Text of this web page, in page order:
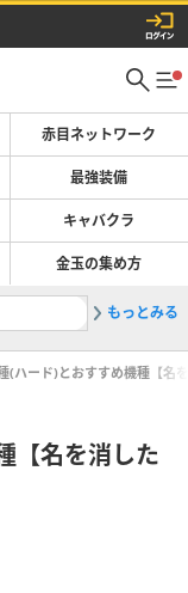
赤目ネットワーク
最強装備
キャバクラ
金玉の集め方
2最強装
もっとみる
(ハード)とおすすめ機種【名
【名を消した